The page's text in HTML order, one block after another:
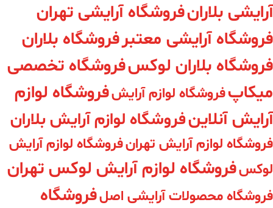
آرایشی بلارانفروشگاه آرایشی تهران
فروشگاه آرایشی معتبرفروشگاه بلاران
فروشگاه بلاران لوکسفروشگاه تخصصی
میکاپفروشگاه لوازم آرایشفروشگاه لوازم
آرایش آنلاینفروشگاه لوازم آرایش بلاران
فروشگاه لوازم آرایش تهرانفروشگاه لوازم آرایش
لوکسفروشگاه لوازم آرایش لوکس تهران
فروشگاه محصولات آرایشی اصلفروشگاه